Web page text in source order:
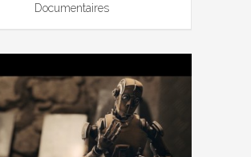
Documentaires